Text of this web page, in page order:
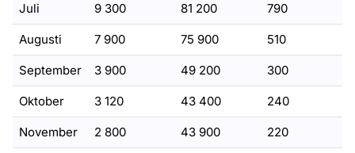
Juli 9 300 81 200 790
Augusti 7 900 75 900 510
September 3 900 49 200 300
Oktober 3 120 43 400 240
November 2 800 43 900 220